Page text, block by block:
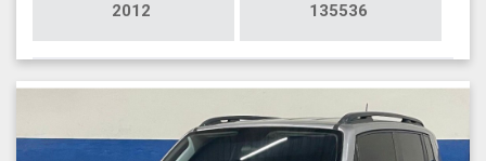
2012 135536